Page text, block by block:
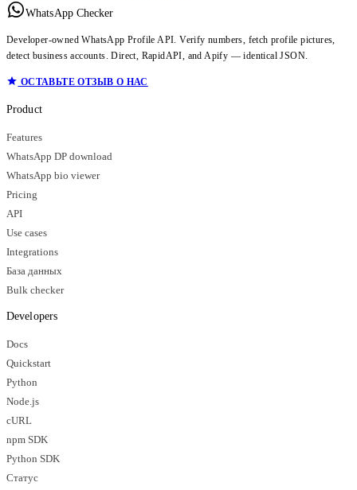
WhatsApp Checker
Developer-owned WhatsApp Profile API. Verify numbers, fetch profile pictures,
detect business accounts. Direct, RapidAPI, and Apify — identical JSON.
ОСТАВЬТЕ ОТЗЫВ О НАС
Product
Features
WhatsApp DP download
WhatsApp bio viewer
Pricing
API
Use cases
Integrations
База данных
Bulk checker
Developers
Docs
Quickstart
Python
Node.js
cURL
npm SDK
Python SDK
Статус